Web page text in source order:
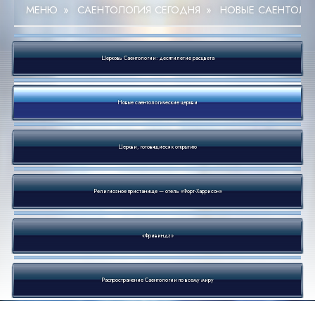
МЕНЮ » САЕНТОЛОГИЯ СЕГОДНЯ » НОВЫЕ
Церковь Саентологии: десятилетие расцвета
Новые саентологические церкви
Церкви, готовящиеся к открытию
Религиозное пристанище — отель «Форт-Харрисон»
«Фривиндз»
Распространение Саентологии по всему миру